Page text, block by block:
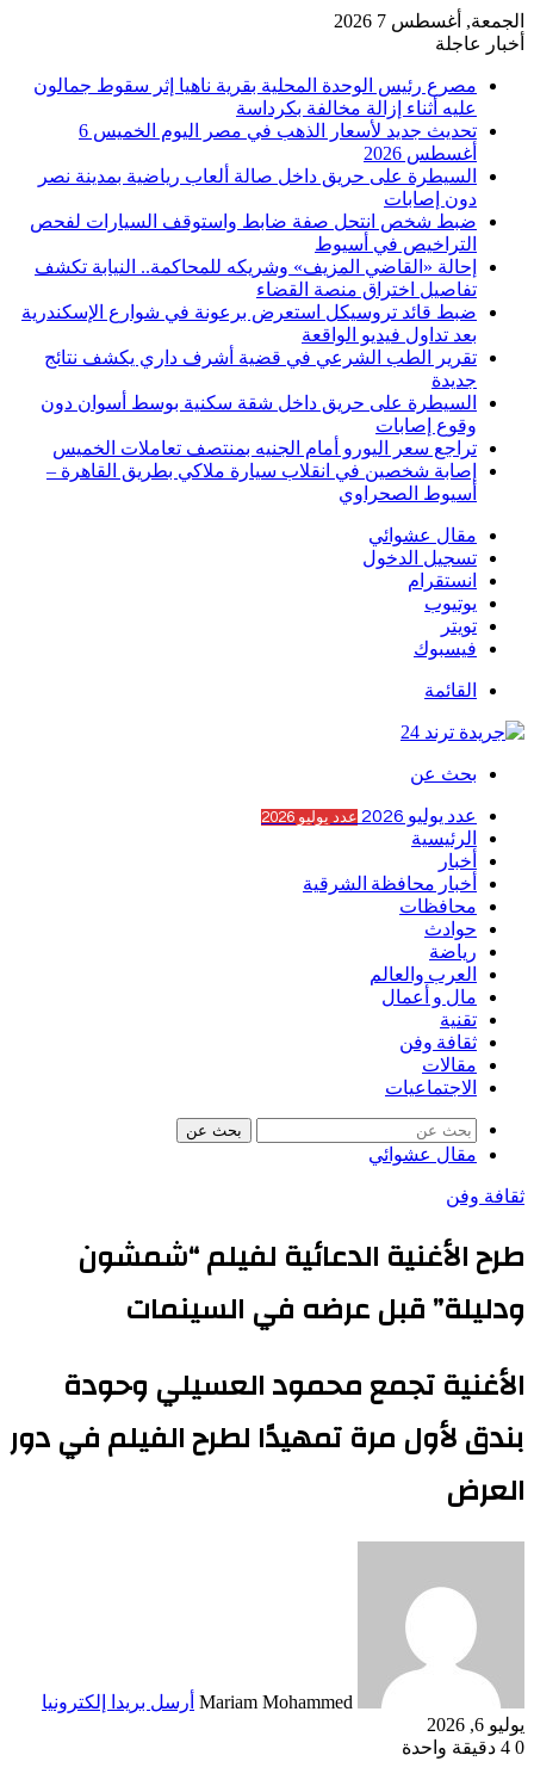
الجمعة, أغسطس 7 2026
أخبار عاجلة
مصرع رئيس الوحدة المحلية بقرية ناهيا إثر سقوط جمالون
عليه أثناء إزالة مخالفة بكرداسة
تحديث جديد لأسعار الذهب في مصر اليوم الخميس 6
أغسطس 2026
السيطرة على حريق داخل صالة ألعاب رياضية بمدينة نصر
دون إصابات
ضبط شخص انتحل صفة ضابط واستوقف السيارات لفحص
التراخيص في أسيوط
إحالة «القاضي المزيف» وشريكه للمحاكمة.. النيابة تكشف
تفاصيل اختراق منصة القضاء
ضبط قائد تروسيكل استعرض برعونة في شوارع الإسكندرية
بعد تداول فيديو الواقعة
تقرير الطب الشرعي في قضية أشرف داري يكشف نتائج
جديدة
السيطرة على حريق داخل شقة سكنية بوسط أسوان دون
وقوع إصابات
تراجع سعر اليورو أمام الجنيه بمنتصف تعاملات الخميس
إصابة شخصين في انقلاب سيارة ملاكي بطريق القاهرة –
أسيوط الصحراوي
مقال عشوائي
تسجيل الدخول
انستقرام
يوتيوب
تويتر
فيسبوك
القائمة
بحث عن
عدد يوليو 2026 عدد يوليو 2026
الرئيسية
أخبار
أخبار محافظة الشرقية
محافظات
حوادث
رياضة
العرب والعالم
مال و أعمال
تقنية
ثقافة وفن
مقالات
الاجتماعيات
بحث عن
مقال عشوائي
ثقافة وفن
طرح الأغنية الدعائية لفيلم “شمشون
ودليلة” قبل عرضه في السينمات
الأغنية تجمع محمود العسيلي وحودة
بندق لأول مرة تمهيدًا لطرح الفيلم في دور
العرض
Mariam Mohammed أرسل بريدا إلكترونيا
يوليو 6, 2026
0
دقيقة واحدة